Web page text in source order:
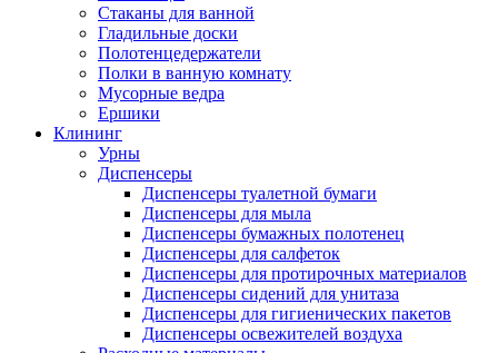
Стаканы для ванной
Гладильные доски
Полотенцедержатели
Полки в ванную комнату
Мусорные ведра
Ершики
Клининг
Урны
Диспенсеры
Диспенсеры туалетной бумаги
Диспенсеры для мыла
Диспенсеры бумажных полотенец
Диспенсеры для салфеток
Диспенсеры для протирочных материалов
Диспенсеры сидений для унитаза
Диспенсеры для гигиенических пакетов
Диспенсеры освежителей воздуха